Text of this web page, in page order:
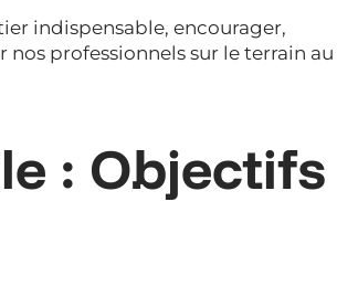
indispensable, encourager,
professionnels sur le terrain au
: Objectifs